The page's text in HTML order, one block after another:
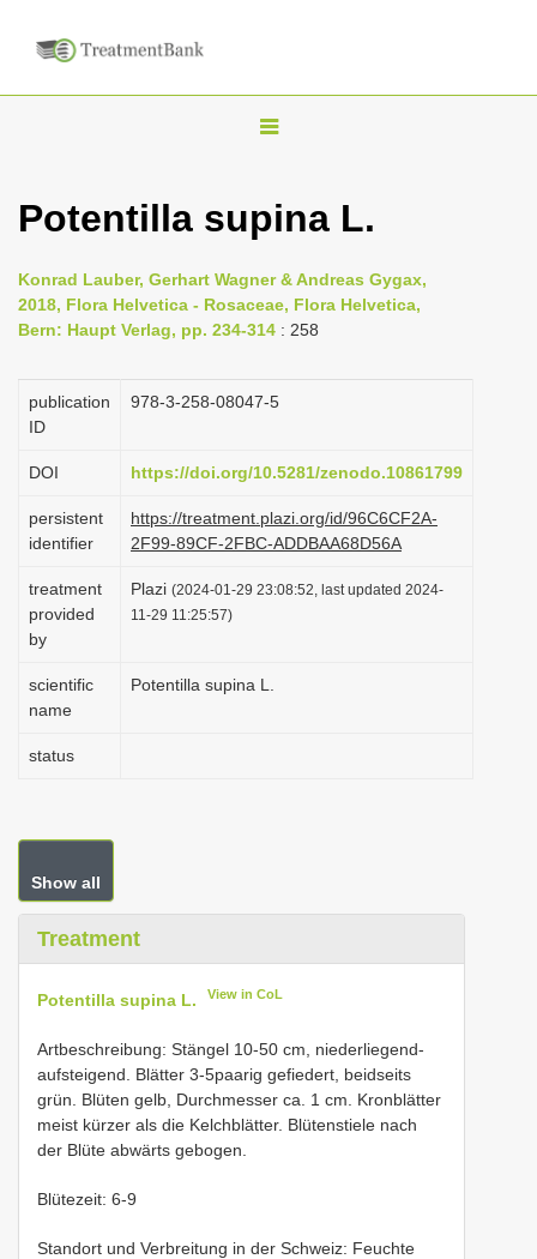
T
g
n
v
g
t
o
Potentilla supina L.
Konrad Lauber, Gerhart Wagner & Andreas Gygax,
2018, Flora Helvetica - Rosaceae, Flora Helvetica,
Bern: Haupt Verlag, pp. 234-314 : 258
publication
ID
978-3-258-08047-5
DOI https://doi.org/10.5281/zenodo.10861799
persistent
identifier
https://treatment.plazi.org/id/96C6CF2A-
2F99-89CF-2FBC-ADDBAA68D56A
treatment
provided
by
Plazi (2024-01-29 23:08:52, last updated 2024-
11-29 11:25:57)
scientific
name
Potentilla supina L.
status
Show all
Treatment
Potentilla supina L. View in CoL
Artbeschreibung: Stängel 10-50 cm, niederliegend-
aufsteigend. Blätter 3-5paarig gefiedert, beidseits
grün. Blüten gelb, Durchmesser ca. 1 cm. Kronblätter
meist kürzer als die Kelchblätter. Blütenstiele nach
der Blüte abwärts gebogen.
Blütezeit: 6-9
Standort und Verbreitung in der Schweiz: Feuchte